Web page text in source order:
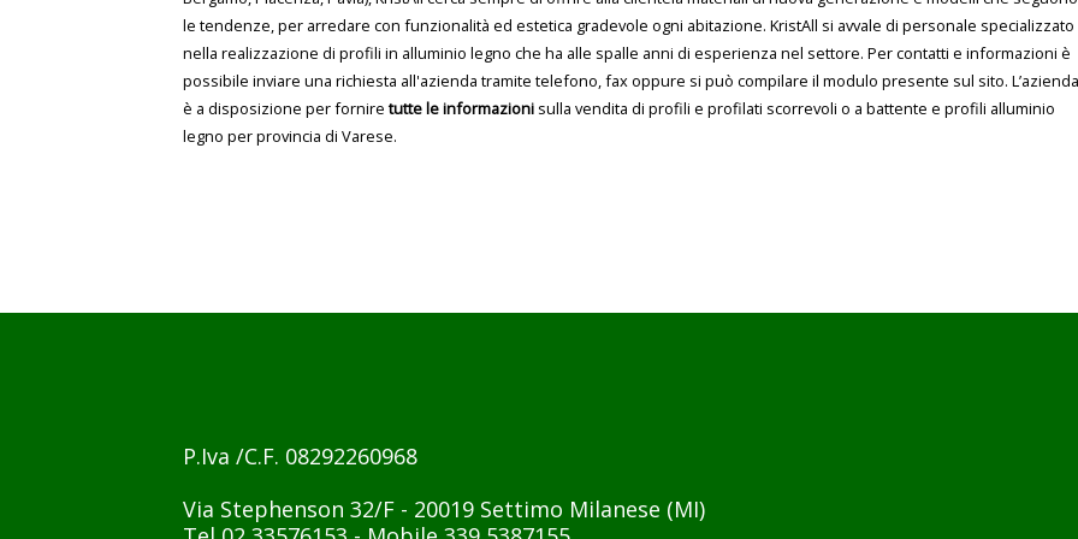
le tendenze, per arredare con funzionalità ed estetica gradevole ogni abitazione. KristAll si avvale di personale specializzato
nella realizzazione di profili in alluminio legno che ha alle spalle anni di esperienza nel settore. Per contatti e informazioni è
possibile inviare una richiesta all'azienda tramite telefono, fax oppure si può compilare il modulo presente sul sito. L’azienda
è a disposizione per fornire tutte le informazioni sulla vendita di profili e profilati scorrevoli o a battente e profili alluminio
legno per provincia di Varese.
P.Iva /C.F. 08292260968
Via Stephenson 32/F - 20019 Settimo Milanese (MI)